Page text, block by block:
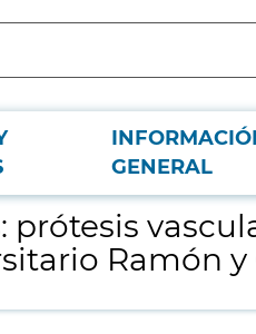
GENERAL
del Hospital Universitario Ramón y
Ramón y